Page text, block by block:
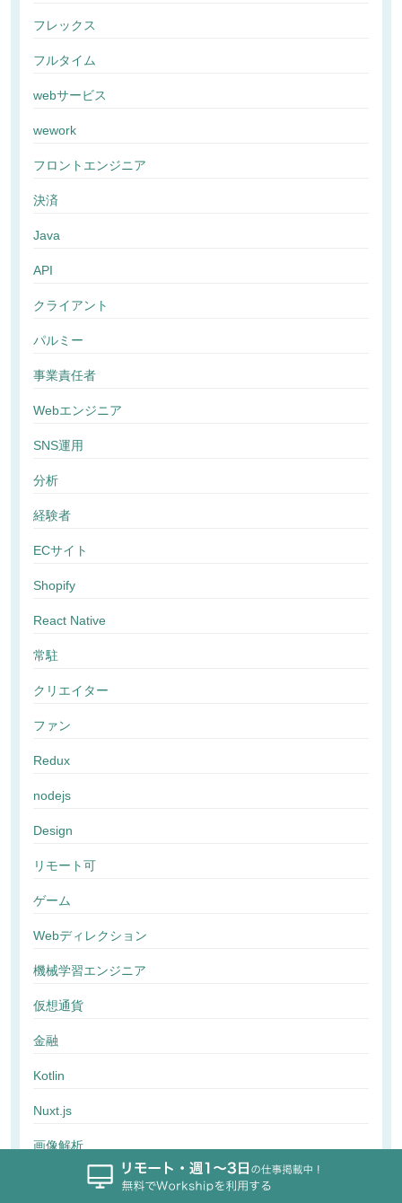
フレックス
フルタイム
webサービス
wework
フロントエンジニア
決済
Java
API
クライアント
パルミー
事業責任者
Webエンジニア
SNS運用
分析
経験者
ECサイト
Shopify
React Native
常駐
クリエイター
ファン
Redux
nodejs
Design
リモート可
ゲーム
Webディレクション
機械学習エンジニア
仮想通貨
金融
Kotlin
Nuxt.js
画像解析